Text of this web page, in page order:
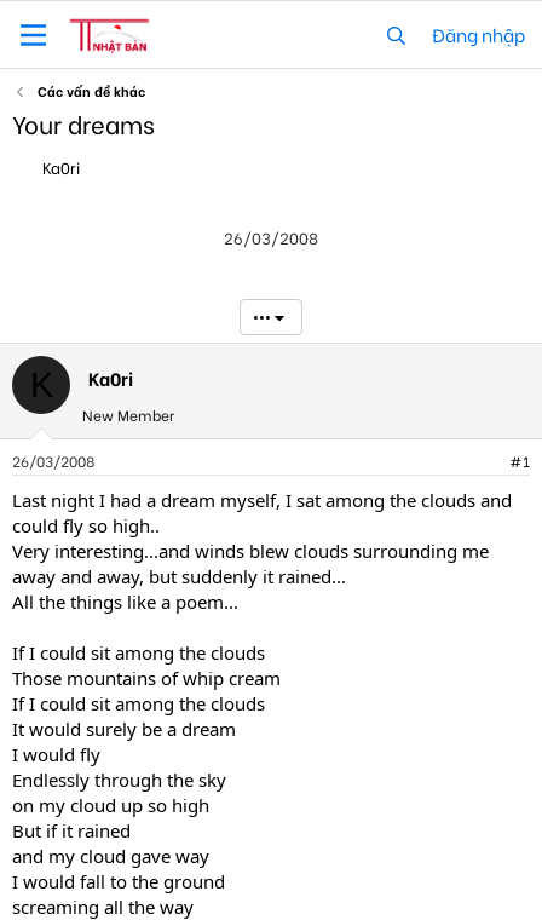
Đăng nhập
Các vấn đề khác
Your dreams
r
t
e
r
Ka0ri
26/03/2008
•••
K Ka0ri
New Member
26/03/2008 #1
Last night I had a dream myself, I sat among the clouds and
could fly so high..
Very interesting...and winds blew clouds surrounding me
away and away, but suddenly it rained...
All the things like a poem...
If I could sit among the clouds
Those mountains of whip cream
If I could sit among the clouds
It would surely be a dream
I would fly
Endlessly through the sky
on my cloud up so high
But if it rained
and my cloud gave way
I would fall to the ground
screaming all the way